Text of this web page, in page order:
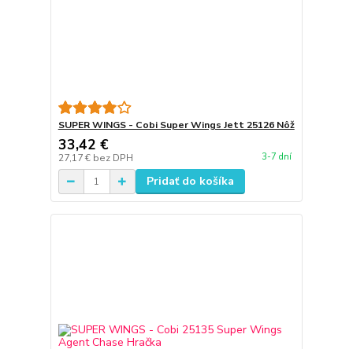
SUPER WINGS - Cobi Super Wings Jett 25126 Nôž
33,42 €
27,17 € bez DPH 3-7 dní
Pridať do košíka